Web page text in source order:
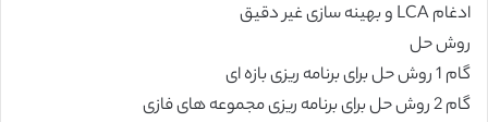
ادغام LCA و بهینه سازی غیر دقیق
روش حل
گام 1 روش حل برای برنامه ریزی بازه ای
گام 2 روش حل برای برنامه ریزی مجموعه های فازی